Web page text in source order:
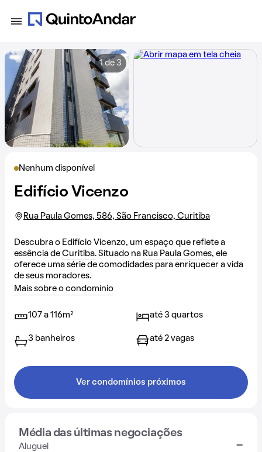
Nenhum disponível
Edifício Vicenzo
Rua Paula Gomes, 586, São Francisco, Curitiba
Descubra o Edifício Vicenzo, um espaço que reflete a
essência de Curitiba. Situado na Rua Paula Gomes, ele
oferece uma série de comodidades para enriquecer a vida
de seus moradores.
Mais sobre o condomínio
107 a 116m² até 3 quartos
3 banheiros até 2 vagas
Ver condomínios próximos
Média das últimas negociações
Aluguel -
1 de 3